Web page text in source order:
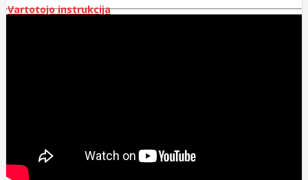
Vartotojo instrukcija